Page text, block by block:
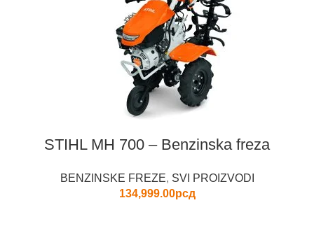
STIHL MH 700 – Benzinska freza
BENZINSKE FREZE, SVI PROIZVODI
134,999.00рсд